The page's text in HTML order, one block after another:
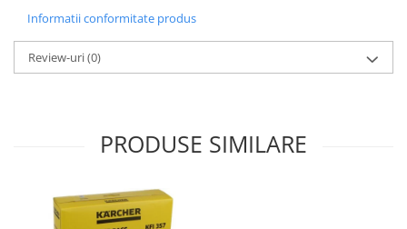
Ceasuri barbatesti
Ceasuri dama
Genti si accesorii femei
Imbracaminte femei
Imbracaminte si Incaltaminte copii
Informatii conformitate produs
Review-uri(0)
PRODUSE SIMILARE